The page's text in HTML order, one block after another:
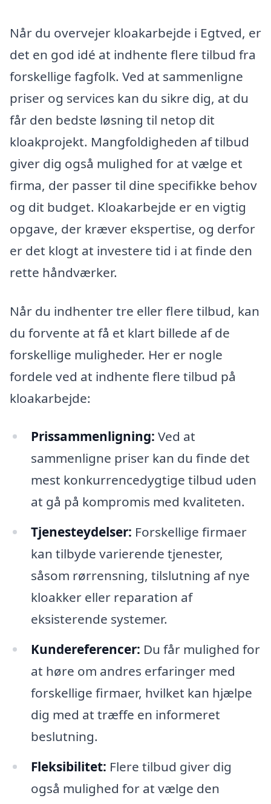
Når du overvejer kloakarbejde i Egtved, er
det en god idé at indhente flere tilbud fra
forskellige fagfolk. Ved at sammenligne
priser og services kan du sikre dig, at du
får den bedste løsning til netop dit
kloakprojekt. Mangfoldigheden af tilbud
giver dig også mulighed for at vælge et
firma, der passer til dine specifikke behov
og dit budget. Kloakarbejde er en vigtig
opgave, der kræver ekspertise, og derfor
er det klogt at investere tid i at finde den
rette håndværker.
Når du indhenter tre eller flere tilbud, kan
du forvente at få et klart billede af de
forskellige muligheder. Her er nogle
fordele ved at indhente flere tilbud på
kloakarbejde:
Prissammenligning: Ved at
sammenligne priser kan du finde det
mest konkurrencedygtige tilbud uden
at gå på kompromis med kvaliteten.
Tjenesteydelser: Forskellige firmaer
kan tilbyde varierende tjenester,
såsom rørrensning, tilslutning af nye
kloakker eller reparation af
eksisterende systemer.
Kundereferencer: Du får mulighed for
at høre om andres erfaringer med
forskellige firmaer, hvilket kan hjælpe
dig med at træffe en informeret
beslutning.
Fleksibilitet: Flere tilbud giver dig
også mulighed for at vælge den